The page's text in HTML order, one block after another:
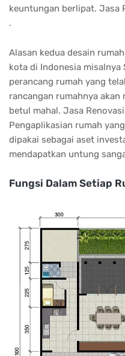
keuntungan berlipat. Jasa
.
Alasan kedua desain
kota di Indonesia misalnya
perancang rumah yang
rancangan rumahnya
betul mahal. Jasa
Pengaplikasian rumah
dipakai sebagai aset
mendapatkan untung
Fungsi Dalam Setiap